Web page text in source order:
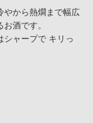
やから熱燗まで幅広
酒です。
シャープで キリっ